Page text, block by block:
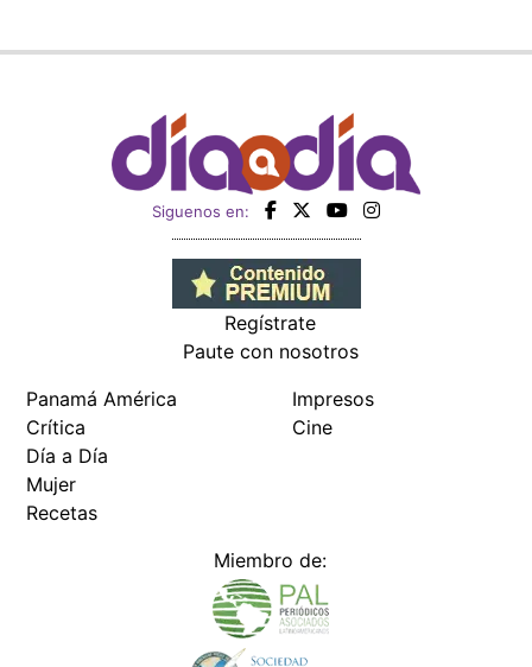
Siguenos en:
Regístrate
Paute con nosotros
Panamá América
Crítica
Día a Día
Mujer
Recetas
Impresos
Cine
Miembro de: